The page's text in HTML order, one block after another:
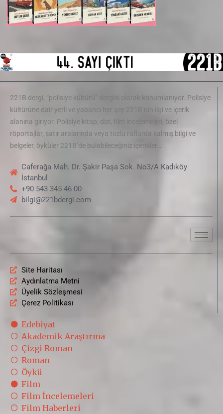
221B dergi, “polisiye kültürü” dergisi olarak konumlanıyor. Polisiye
kültürüne dair yerli ve yabancı her şey 221B’nin ilgi ve içerik
alanına giriyor. Polisiye kitap, dizi, film incelemeleri, özel
röportajlar, satır aralarında veya tozlu raflarda kalmış bilgi ve
belgeler, öyküler 221B’de bulabileceğiniz içerikler…
Caferağa Mah. Dr. Şakir Paşa Sok. No3/A Kadıköy
İstanbul
+90 543 345 46 00
bilgi@221bdergi.com
Site Haritası
Aydınlatma Metni
Üyelik Sözleşmesi
Çerez Politikası
Edebiyat
Akademik Araştırma
Çizgi Roman
Roman
Öykü
Film
Film İncelemeleri
Film Haberleri